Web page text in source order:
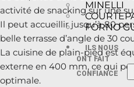
MINELLI
FORNO
ILS NOUS
ONT FAIT
CONFIANCE
activité de snacking sur une
Il peut accueillir jusqu’à 80
belle terrasse d’angle de 30
La cuisine de plain-pied est
externe en 400 mm, ce qui
optimale.